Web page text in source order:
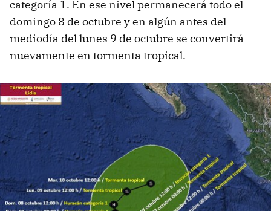
categoría 1. En ese nivel permanecerá todo el
domingo 8 de octubre y en algún antes del
mediodía del lunes 9 de octubre se convertirá
nuevamente en tormenta tropical.